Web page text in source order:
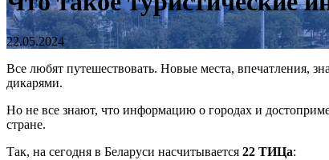
22.05.2024
Все любят путешествовать. Новые места, впечатления,
дикарями.
Но не все знают, что информацию о городах и
стране.
Так, на сегодня в Беларуси насчитывается 22 ТИЦа: